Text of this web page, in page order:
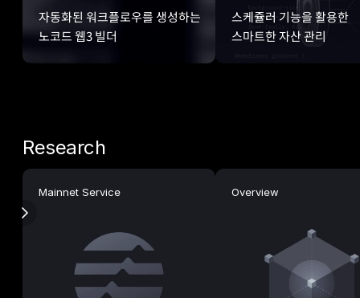
자동화된 워크플로우를 생성하는
노코드 웹3 빌더
스케쥴러 기능을 활용한
스마트한 자산 관리
Research
Mainnet Service Overview